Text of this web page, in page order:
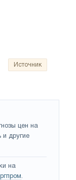
Источник
цен на
и другие
на
.